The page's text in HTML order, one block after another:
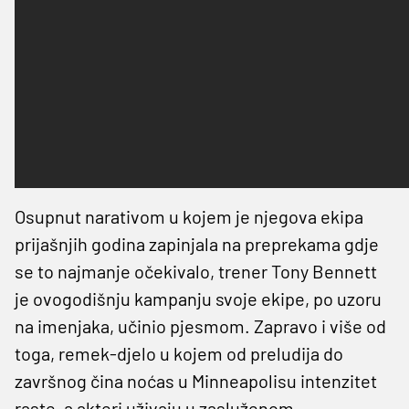
Osupnut narativom u kojem je njegova ekipa
prijašnjih godina zapinjala na preprekama gdje
se to najmanje očekivalo, trener Tony Bennett
je ovogodišnju kampanju svoje ekipe, po uzoru
na imenjaka, učinio pjesmom. Zapravo i više od
toga, remek-djelo u kojem od preludija do
završnog čina noćas u Minneapolisu intenzitet